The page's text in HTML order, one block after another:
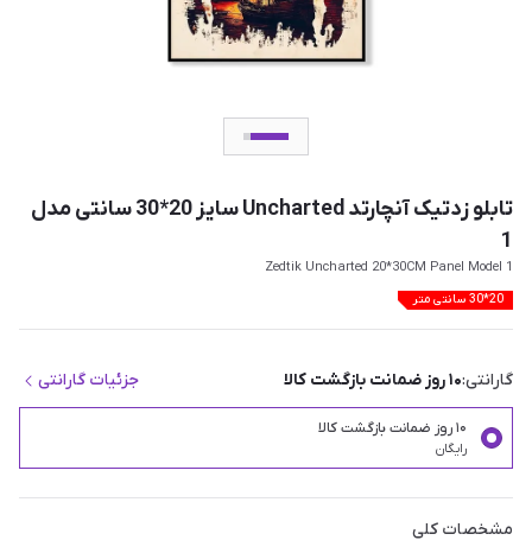
تابلو زدتیک آنچارتد Uncharted سایز 20*30 سانتی مدل
1
Zedtik Uncharted 20*30CM Panel Model 1
20*30 سانتی متر
گارانتی:۱۰ روز ضمانت بازگشت کالا جزئیات گارانتی
۱۰ روز ضمانت بازگشت کالا
رایگان
مشخصات کلی